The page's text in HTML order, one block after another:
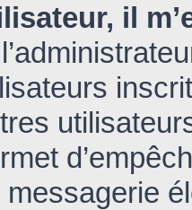
il
messagerie